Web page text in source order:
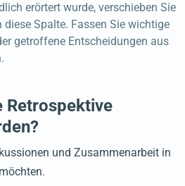
erörtert wurde, verschieben Sie
diese Spalte. Fassen Sie wichtige
getroffene Entscheidungen aus
Retrospektive
und Zusammenarbeit in